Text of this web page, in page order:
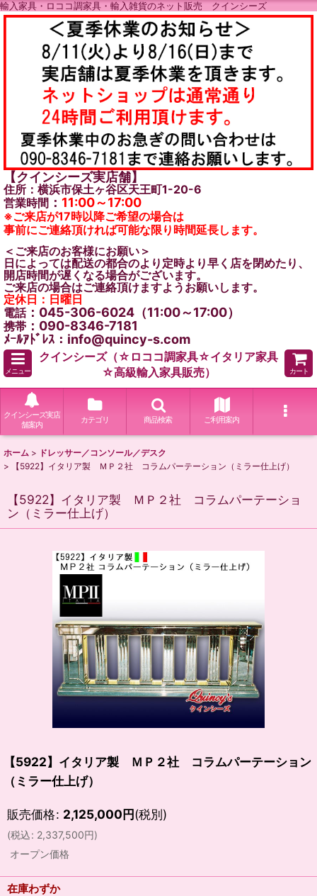
輸入家具・ロココ調家具・輸入雑貨のネット販売 クインシーズ
【クインシーズ実店舗】
住所：横浜市保土ヶ谷区天王町1-20-6
営業時間 ： 11:00～17:00
※ご来店が17時以降ご希望の場合は
事前にご連絡頂ければ可能な限り時間延長します。
＜ご来店のお客様にお願い＞
日によっては配送の都合のより定時より早く店を閉めたり、
開店時間が遅くなる場合がございます。
ご来店の場合はご連絡頂けますようお願いします。
定休日：日曜日
電話：045-306-6024（11:00～17:00）
携帯 ：090-8346-7181
ﾒｰﾙｱﾄﾞﾚｽ：info@quincy-s.com
メニュー
クインシーズ（☆ロココ調家具☆イタリア家具
☆高級輸入家具販売）
カート
クインシーズ実店
舗案内
カテゴリ 商品検索 ご利用案内
ホーム > ドレッサー／コンソール／デスク
>
【5922】イタリア製 ＭＰ２社 コラムパーテーション（ミラー仕上げ）
【5922】イタリア製 ＭＰ２社 コラムパーテーショ
ン（ミラー仕上げ）
【5922】イタリア製 ＭＰ２社 コラムパーテーション
（ミラー仕上げ）
販売価格: 2,125,000円(税別)
(税込: 2,337,500円)
オープン価格
在庫わずか